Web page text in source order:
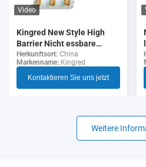
Video
Kingred New Style High
Barrier Nicht essbare
Polyamid Wurst Gehäuse
Lebensmittelqualität
Herkunftsort: China
Markenname: Kingred
Kontaktieren Sie uns jetzt
Weitere